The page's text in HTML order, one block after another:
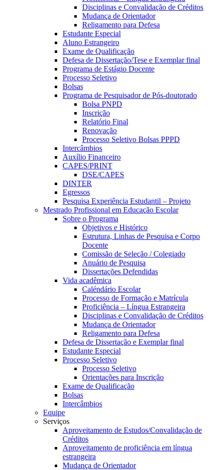
Disciplinas e Convalidação de Créditos
Mudança de Orientador
Religamento para Defesa
Estudante Especial
Aluno Estrangeiro
Exame de Qualificação
Defesa de Dissertação/Tese e Exemplar final
Programa de Estágio Docente
Processo Seletivo
Bolsas
Programa de Pesquisador de Pós-doutorado
Bolsa PNPD
Inscrição
Relatório Final
Renovação
Processo Seletivo Bolsas PPPD
Intercâmbios
Auxílio Financeiro
CAPES/PRINT
DSE/CAPES
DINTER
Egressos
Pesquisa Experiência Estudantil – Projeto
Mestrado Profissional em Educação Escolar
Sobre o Programa
Objetivos e Histórico
Estrutura, Linhas de Pesquisa e Corpo
Docente
Comissão de Seleção / Colegiado
Anuário de Pesquisa
Dissertações Defendidas
Vida acadêmica
Caléndário Escolar
Processo de Formação e Matrícula
Proficiência – Língua Estrangeira
Disciplinas e Convalidação de Créditos
Mudança de Orientador
Religamento para Defesa
Defesa de Dissertação e Exemplar final
Estudante Especial
Processo Seletivo
Processo Seletivo
Orientações para Inscrição
Exame de Qualificação
Bolsas
Intercâmbios
Equipe
Serviços
Aproveitamento de Estudos/Convalidação de
Créditos
Aproveitamento de proficiência em língua
estrangeira
Mudança de Orientador